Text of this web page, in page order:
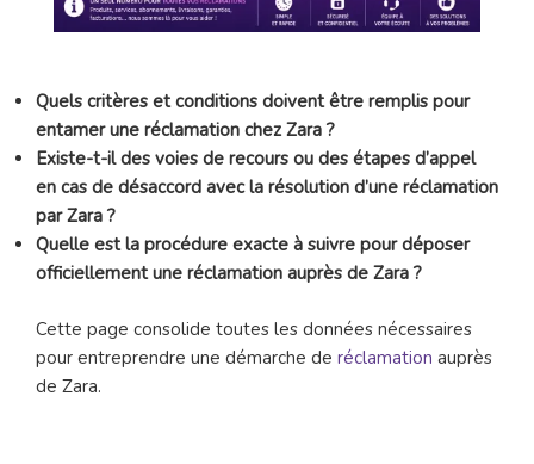
Quels critères et conditions doivent être remplis pour
entamer une réclamation chez Zara ?
Existe-t-il des voies de recours ou des étapes d’appel
en cas de désaccord avec la résolution d’une réclamation
par Zara ?
Quelle est la procédure exacte à suivre pour déposer
officiellement une réclamation auprès de Zara ?
Cette page consolide toutes les données nécessaires
pour entreprendre une démarche de réclamation auprès
de Zara.